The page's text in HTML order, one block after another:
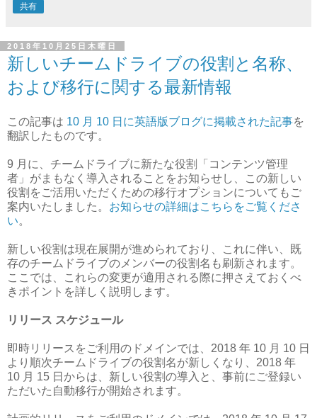
共有
2018年10月25日木曜日
新しいチームドライブの役割と名称、
および移行に関する最新情報
この記事は 10 月 10 日に英語版ブログに掲載された記事を
翻訳したものです。
9 月に、チームドライブに新たな役割「コンテンツ管理
者」がまもなく導入されることをお知らせし、この新しい
役割をご活用いただくための移行オプションについてもご
案内いたしました。 お知らせの詳細はこちらをご覧くださ
い。
新しい役割は現在展開が進められており、これに伴い、既
存のチームドライブのメンバーの役割名も刷新されます。
ここでは、これらの変更が適用される際に押さえておくべ
きポイントを詳しく説明します。
リリース スケジュール
即時リリースをご利用のドメインでは、2018 年 10 月 10 日
より順次チームドライブの役割名が新しくなり、2018 年
10 月 15 日からは、新しい役割の導入と、事前にご登録い
ただいた自動移行が開始されます。